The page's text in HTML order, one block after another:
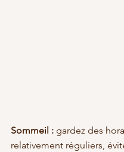
Sommeil : gardez des
relativement réguliers,